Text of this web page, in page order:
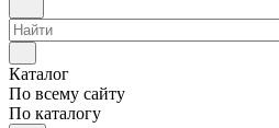
Каталог
По всему сайту
По каталогу